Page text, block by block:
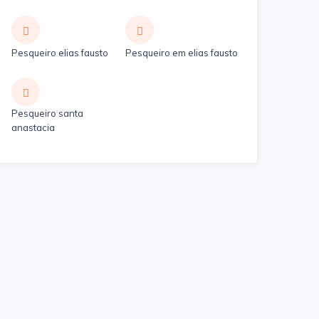
Pesqueiro elias fausto Pesqueiro em elias fausto
Pesqueiro santa
anastacia